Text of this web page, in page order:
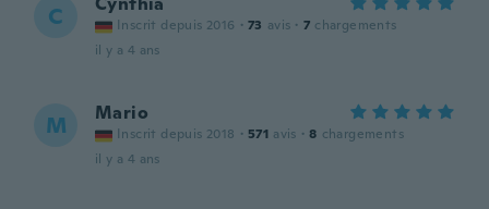
C Inscrit depuis 2016 · 73 avis · 7 chargements
il y a 4 ans
M Mario
Inscrit depuis 2018 · 571 avis · 8 chargements
il y a 4 ans